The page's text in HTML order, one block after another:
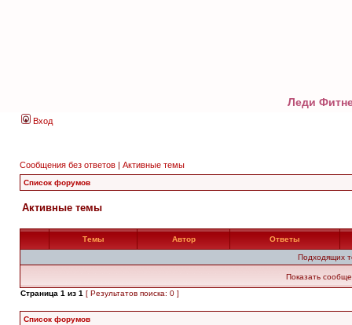
Леди
Вход
Сообщения без ответов | Активные темы
Список форумов
Активные темы
Темы Автор Ответы
Подходящих
Показать
Страница 1 из 1 [ Результатов поиска: 0 ]
Список форумов